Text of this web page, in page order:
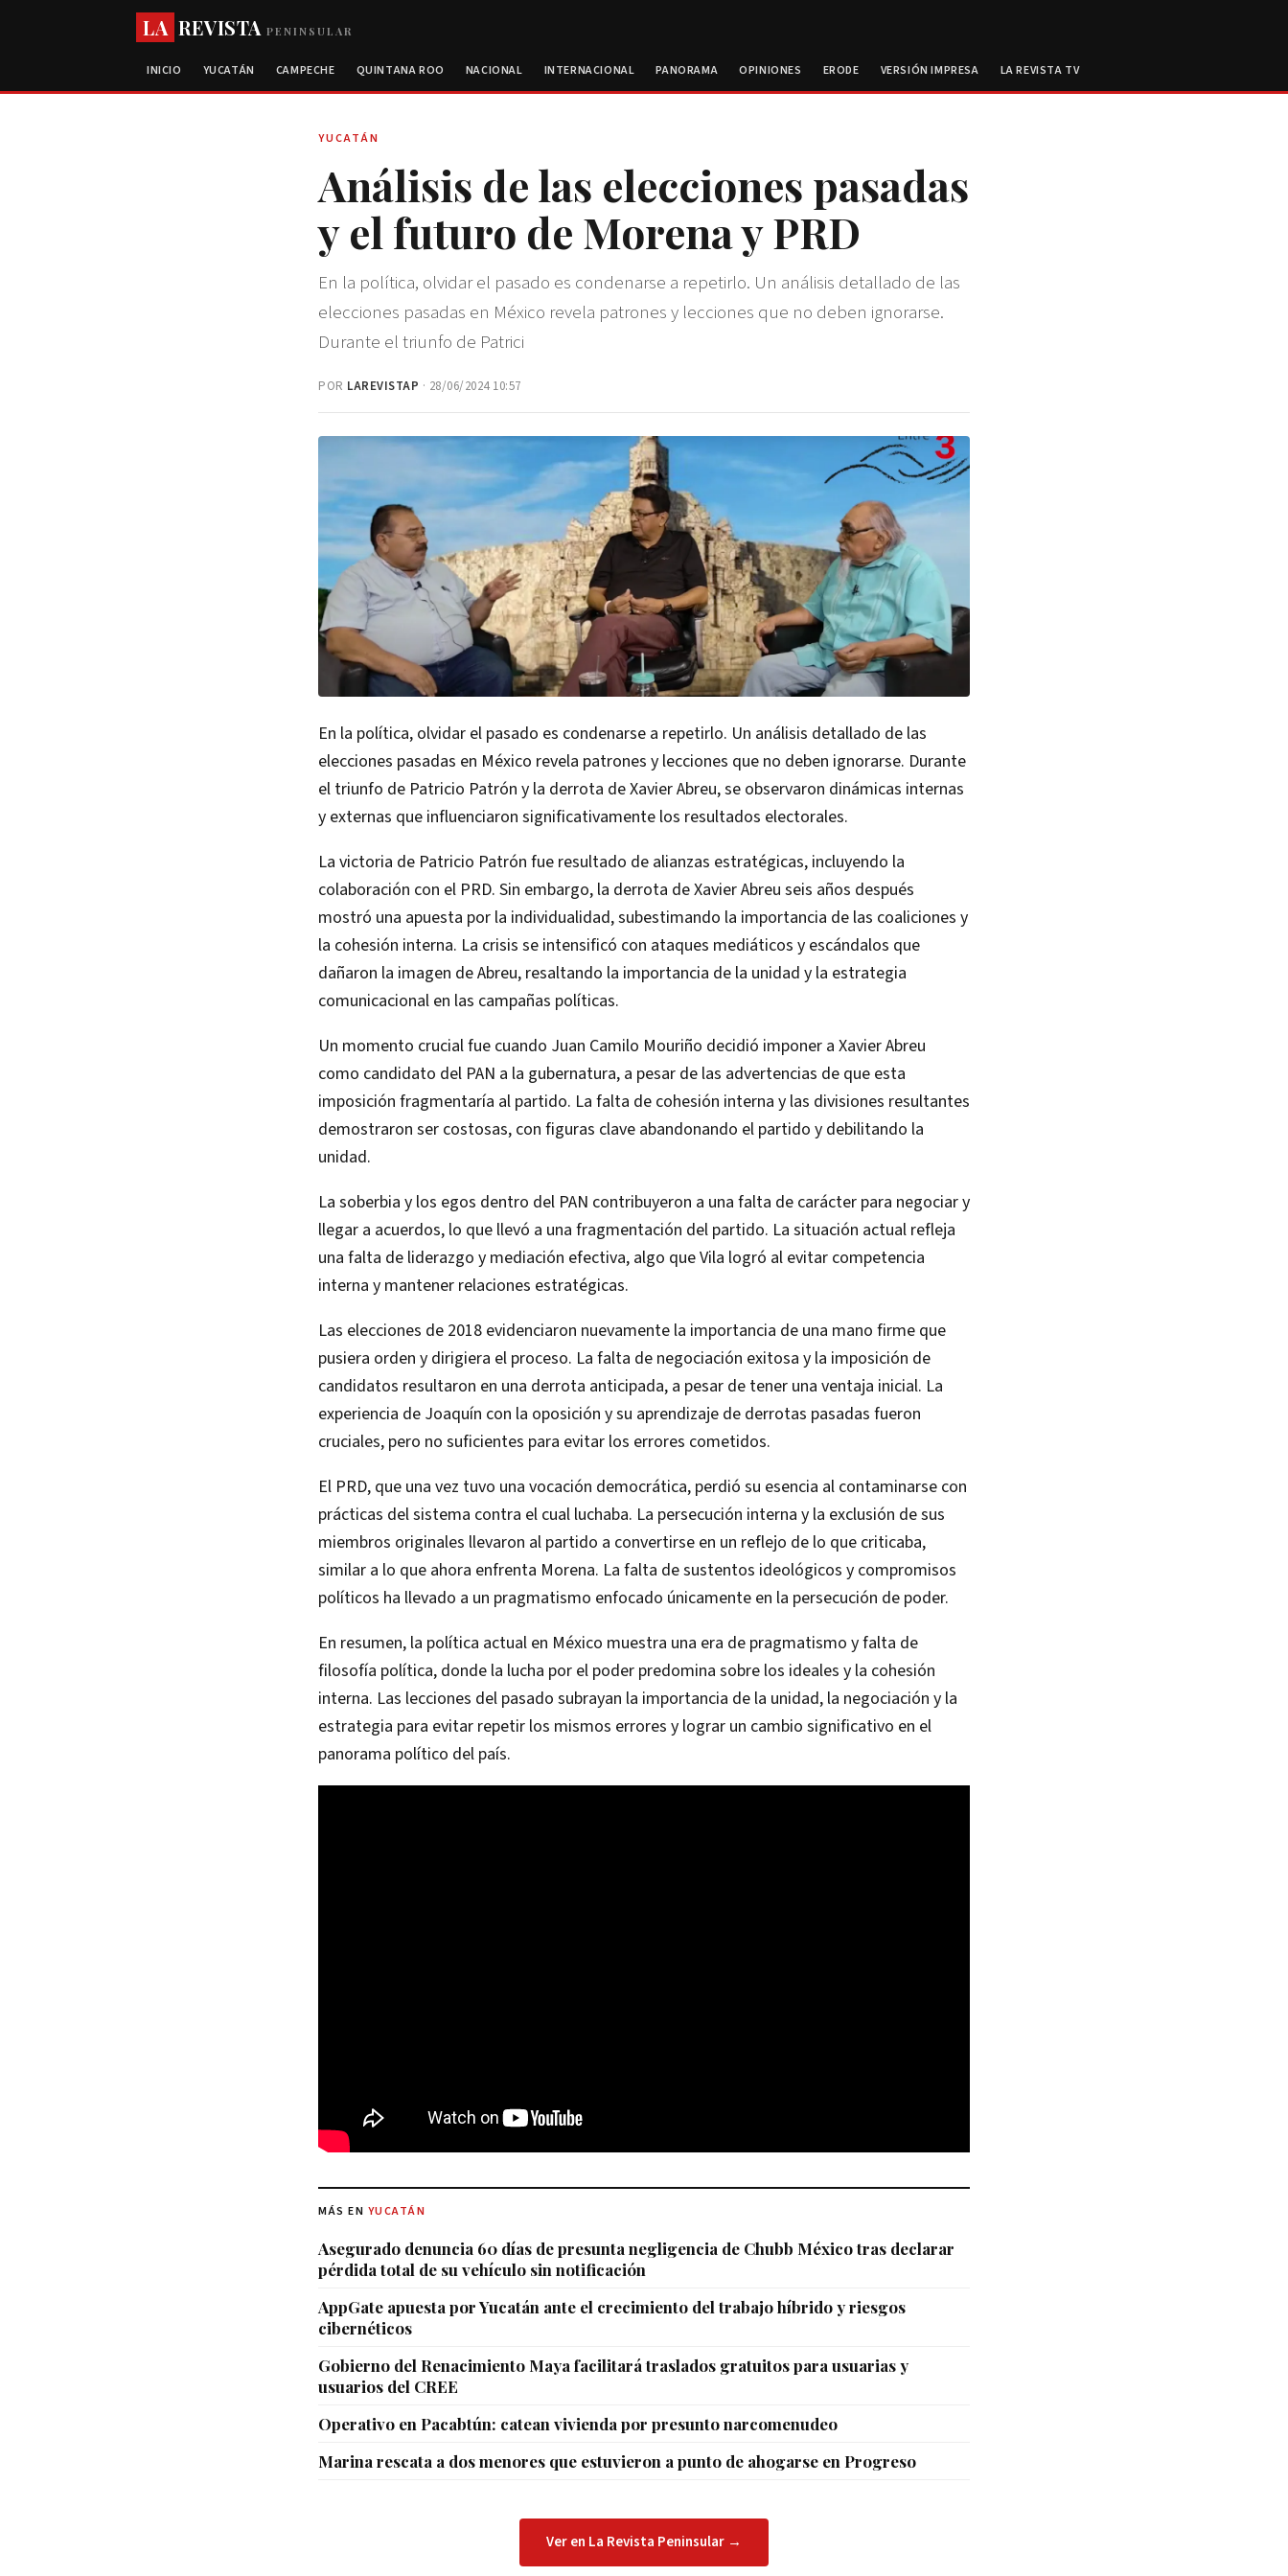
LA REVISTAPENINSULAR
INICIO YUCATÁN CAMPECHE QUINTANA ROO NACIONAL INTERNACIONAL PANORAMA OPINIONES ERODE VERSIÓN IMPRESA LA REVISTA TV
YUCATÁN
Análisis de las elecciones pasadas
y el futuro de Morena y PRD
En la política, olvidar el pasado es condenarse a repetirlo. Un análisis detallado de las
elecciones pasadas en México revela patrones y lecciones que no deben ignorarse.
Durante el triunfo de Patrici
POR LAREVISTAP · 28/06/2024 10:57
En la política, olvidar el pasado es condenarse a repetirlo. Un análisis detallado de las
elecciones pasadas en México revela patrones y lecciones que no deben ignorarse. Durante
el triunfo de Patricio Patrón y la derrota de Xavier Abreu, se observaron dinámicas internas
y externas que influenciaron significativamente los resultados electorales.
La victoria de Patricio Patrón fue resultado de alianzas estratégicas, incluyendo la
colaboración con el PRD. Sin embargo, la derrota de Xavier Abreu seis años después
mostró una apuesta por la individualidad, subestimando la importancia de las coaliciones y
la cohesión interna. La crisis se intensificó con ataques mediáticos y escándalos que
dañaron la imagen de Abreu, resaltando la importancia de la unidad y la estrategia
comunicacional en las campañas políticas.
Un momento crucial fue cuando Juan Camilo Mouriño decidió imponer a Xavier Abreu
como candidato del PAN a la gubernatura, a pesar de las advertencias de que esta
imposición fragmentaría al partido. La falta de cohesión interna y las divisiones resultantes
demostraron ser costosas, con figuras clave abandonando el partido y debilitando la
unidad.
La soberbia y los egos dentro del PAN contribuyeron a una falta de carácter para negociar y
llegar a acuerdos, lo que llevó a una fragmentación del partido. La situación actual refleja
una falta de liderazgo y mediación efectiva, algo que Vila logró al evitar competencia
interna y mantener relaciones estratégicas.
Las elecciones de 2018 evidenciaron nuevamente la importancia de una mano firme que
pusiera orden y dirigiera el proceso. La falta de negociación exitosa y la imposición de
candidatos resultaron en una derrota anticipada, a pesar de tener una ventaja inicial. La
experiencia de Joaquín con la oposición y su aprendizaje de derrotas pasadas fueron
cruciales, pero no suficientes para evitar los errores cometidos.
El PRD, que una vez tuvo una vocación democrática, perdió su esencia al contaminarse con
prácticas del sistema contra el cual luchaba. La persecución interna y la exclusión de sus
miembros originales llevaron al partido a convertirse en un reflejo de lo que criticaba,
similar a lo que ahora enfrenta Morena. La falta de sustentos ideológicos y compromisos
políticos ha llevado a un pragmatismo enfocado únicamente en la persecución de poder.
En resumen, la política actual en México muestra una era de pragmatismo y falta de
filosofía política, donde la lucha por el poder predomina sobre los ideales y la cohesión
interna. Las lecciones del pasado subrayan la importancia de la unidad, la negociación y la
estrategia para evitar repetir los mismos errores y lograr un cambio significativo en el
panorama político del país.
MÁS EN YUCATÁN
Asegurado denuncia 60 días de presunta negligencia de Chubb México tras declarar
pérdida total de su vehículo sin notificación
AppGate apuesta por Yucatán ante el crecimiento del trabajo híbrido y riesgos
cibernéticos
Gobierno del Renacimiento Maya facilitará traslados gratuitos para usuarias y
usuarios del CREE
Operativo en Pacabtún: catean vivienda por presunto narcomenudeo
Marina rescata a dos menores que estuvieron a punto de ahogarse en Progreso
Ver en La Revista Peninsular →